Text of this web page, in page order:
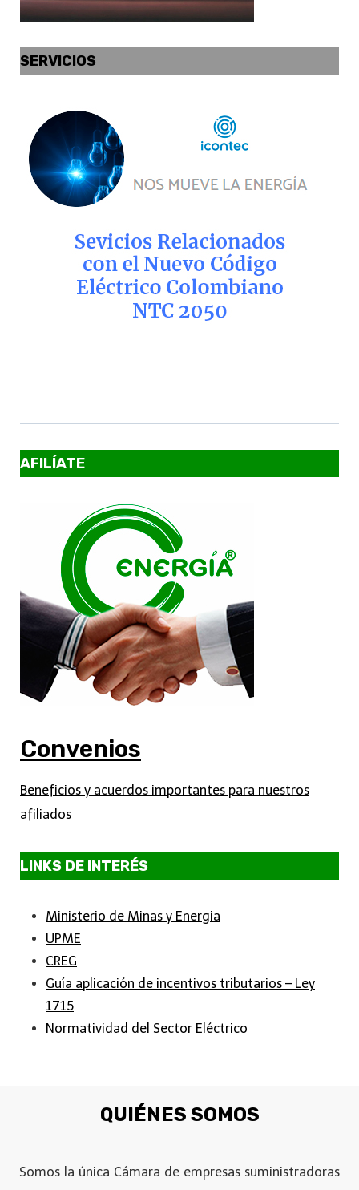
SERVICIOS
AFILÍATE
Convenios
Beneficios y acuerdos importantes para nuestros
afiliados
LINKS DE INTERÉS
Ministerio de Minas y Energia
UPME
CREG
Guía aplicación de incentivos tributarios – Ley
1715
Normatividad del Sector Eléctrico
QUIÉNES SOMOS
Somos la única Cámara de empresas suministradoras